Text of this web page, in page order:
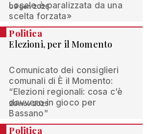
Locale è paralizzata da una
scelta forzata»
09 gen 2026
Politica
Elezioni, per il Momento
Comunicato dei consiglieri
comunali di È il Momento:
“Elezioni regionali: cosa c’è
davvero in gioco per
Bassano”
20 nov 2025
Politica